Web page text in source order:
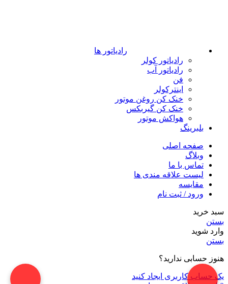
رادیاتور ها
رادیاتور کولر
رادیاتور آب
فن
اینترکولر
خنک کن روغن موتور
خنک کن گیربکس
هواکش موتور
بلبرینگ
صفحه اصلی
وبلاگ
تماس با ما
لیست علاقه مندی ها
مقایسه
ورود / ثبت نام
سبد خرید
بستن
وارد شوید
بستن
هنوز حسابی ندارید؟
یک حساب کاربری ایجاد کنید